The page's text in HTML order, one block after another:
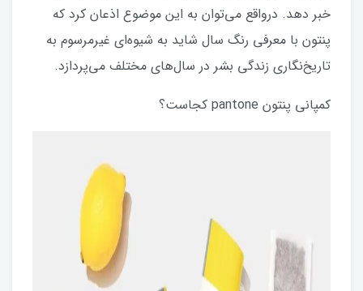
خبر دهد. درواقع می‌توان به این موضوع اذعان کرد که
پنتون با معرفی رنگ سال شاید به شیوه‌ای غیرمرسوم به
تاریخ‌نگاری زندگی بشر در سال‌های مختلف می‌پردازد.
کمپانی پنتون pantone کجاست؟